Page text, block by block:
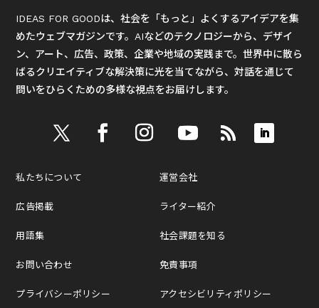
IDEAS FOR GOODは、社会を「もっと」よくするアイデアを集
めたウェブマガジンです。AIなどのテクノロジーから、デザイ
ン、アート、広告、政策、企業や地域の実践まで。世界中に散ら
ばるクリエイティブな解決策に光を当てながら、対話を通じて
問いをひらくための多様な視点をお届けします。
私たちについて
広告掲載
用語集
お問い合わせ
プライバシーポリシー
運営会社
ライター紹介
社会課題を知る
免責事項
アクセシビリティポリシー